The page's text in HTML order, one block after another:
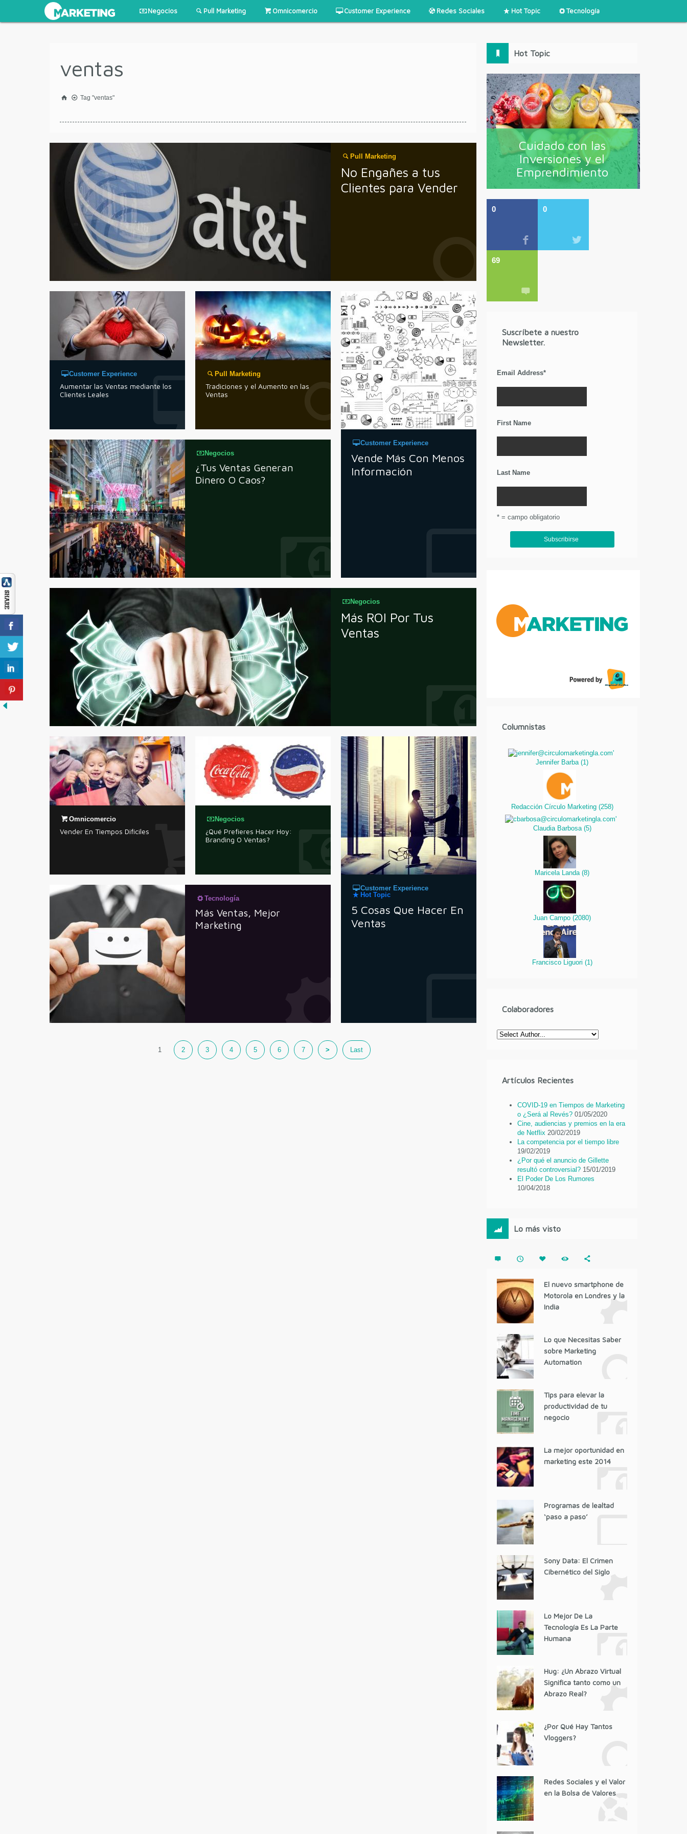
Negocios Pull Marketing Omnicomercio Customer Experience Redes Sociales Hot Topic Tecnología
ventas
Tag "ventas"
Pull Marketing
No Engañes a tus
Clientes para Vender
Customer Experience
Aumentar las Ventas mediante los
Clientes Leales
Pull Marketing
Tradiciones y el Aumento en las
Ventas
Negocios
¿Tus Ventas Generan
Dinero O Caos?
Customer Experience
Vende Más Con Menos
Información
Negocios
Más ROI Por Tus
Ventas
Omnicomercio
Vender En Tiempos Difíciles
Negocios
¿Qué Prefieres Hacer Hoy:
Branding O Ventas?
Tecnología
Más Ventas, Mejor
Marketing
Customer Experience
Hot Topic
5 Cosas Que Hacer En
Ventas
1 2 3 4 5 6 7 > Last
Hot Topic
Cuidado con las
Inversiones y el
Emprendimiento
0 0
69
Suscríbete a nuestro
Newsletter.
Email Address*
First Name
Last Name
* = campo obligatorio
Columnistas
Jennifer Barba(1)
Redacción Círculo Marketing (258)
Claudia Barbosa (5)
Maricela Landa(8)
Juan Campo(2080)
Francisco Liguori (1)
Colaboradores
Artículos Recientes
COVID-19 en Tiempos de Marketing
o ¿Será al Revés? 01/05/2020
Cine, audiencias y premios en la era
de Netflix 20/02/2019
La competencia por el tiempo libre
19/02/2019
¿Por qué el anuncio de Gillette
resultó controversial? 15/01/2019
El Poder De Los Rumores
10/04/2018
Lo más visto
El nuevo smartphone de
Motorola en Londres y la
India
Lo que Necesitas Saber
sobre Marketing
Automation
Tips para elevar la
productividad de tu
negocio
La mejor oportunidad en
marketing este 2014
Programas de lealtad
‘paso a paso’
Sony Data: El Crimen
Cibernético del Siglo
Lo Mejor De La
Tecnología Es La Parte
Humana
Hug: ¿Un Abrazo Virtual
Significa tanto como un
Abrazo Real?
¿Por Qué Hay Tantos
Vloggers?
Redes Sociales y el Valor
en la Bolsa de Valores